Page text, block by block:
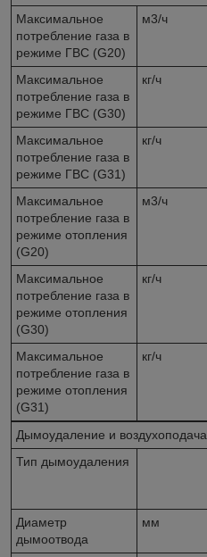
Максимальное
потребление газа в
режиме ГВС (G20)
м3/ч
Максимальное
потребление газа в
режиме ГВС (G30)
кг/ч
Максимальное
потребление газа в
режиме ГВС (G31)
кг/ч
Максимальное
потребление газа в
режиме отопления
(G20)
м3/ч
Максимальное
потребление газа в
режиме отопления
(G30)
кг/ч
Максимальное
потребление газа в
режиме отопления
(G31)
кг/ч
Дымоудаление и воздухоподача
Тип дымоудаления
Диаметр
дымоотвода
мм